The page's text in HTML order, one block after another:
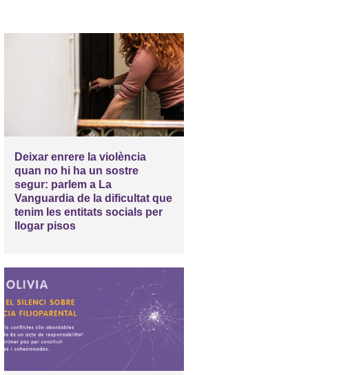
Deixar enrere la violència
quan no hi ha un sostre
segur: parlem a La
Vanguardia de la dificultat que
tenim les entitats socials per
llogar pisos